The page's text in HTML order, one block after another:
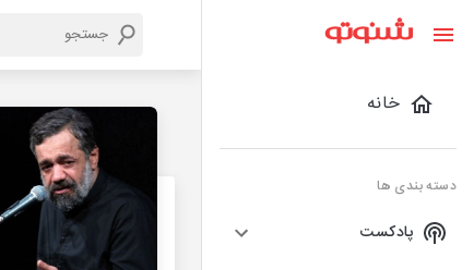
خانه
دسته بندی ها
پادکست